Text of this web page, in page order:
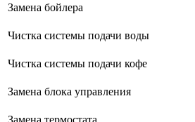
Замена бойлера
Чистка системы подачи воды
Чистка системы подачи кофе
Замена блока управления
Замена термостата